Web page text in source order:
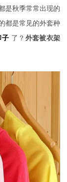
是秋季常常出现的
都是常见的外套种
子 了？ 外套被衣架